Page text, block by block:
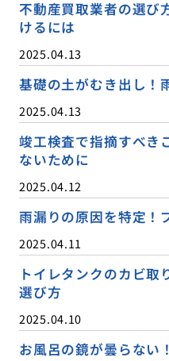
不動産買取業者の選び
けるには
2025.04.13
基礎の土がむき出し！
2025.04.13
竣工検査で指摘すべき
ないために
2025.04.12
雨漏りの原因を特定！
2025.04.11
トイレタンクのカビ取
選び方
2025.04.10
お風呂の鏡が曇らない